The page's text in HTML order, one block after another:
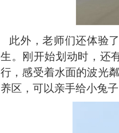
此外，老师们还体验
生。刚开始划动时，还
行 ， 感受着水面的波光
养区，可以亲手给小兔